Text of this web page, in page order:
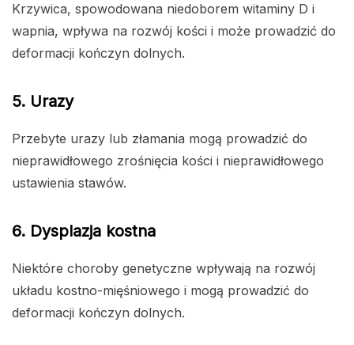
Krzywica, spowodowana niedoborem witaminy D i
wapnia, wpływa na rozwój kości i może prowadzić do
deformacji kończyn dolnych.
5. Urazy
Przebyte urazy lub złamania mogą prowadzić do
nieprawidłowego zrośnięcia kości i nieprawidłowego
ustawienia stawów.
6. Dysplazja kostna
Niektóre choroby genetyczne wpływają na rozwój
układu kostno-mięśniowego i mogą prowadzić do
deformacji kończyn dolnych.